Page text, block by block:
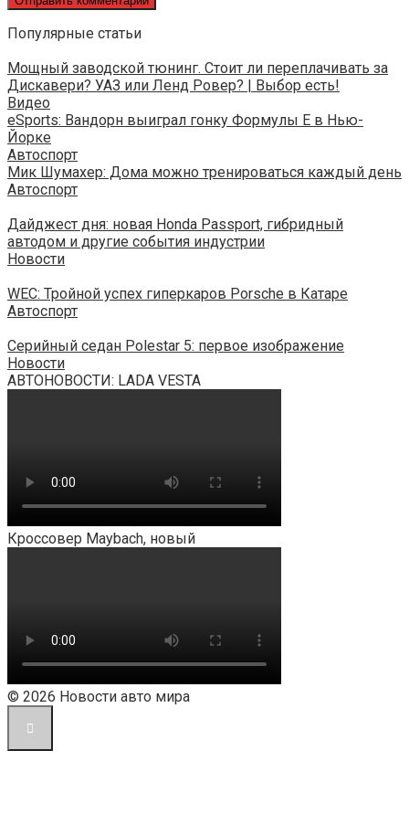
Популярные статьи
Мощный заводской тюнинг. Стоит ли переплачивать за
Дискавери? УАЗ или Ленд Ровер? | Выбор есть!
Видео
eSports: Вандорн выиграл гонку Формулы E в Нью-
Йорке
Автоспорт
Мик Шумахер: Дома можно тренироваться каждый день
Автоспорт
Дайджест дня: новая Honda Passport, гибридный
автодом и другие события индустрии
Новости
WEC: Тройной успех гиперкаров Porsche в Катаре
Автоспорт
Серийный седан Polestar 5: первое изображение
Новости
АВТОНОВОСТИ: LADA VESTA
Кроссовер Maybach, новый
© 2026 Новости авто мира